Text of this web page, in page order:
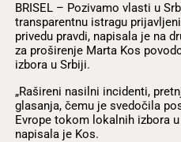
BRISEL – Pozivamo vlasti u
transparentnu istragu
privedu pravdi, napisala je na
za proširenje Marta Kos
izbora u Srbiji.
„Rašireni nasilni incidenti,
glasanja, čemu je svedočila
Evrope tokom lokalnih izbora
napisala je Kos.